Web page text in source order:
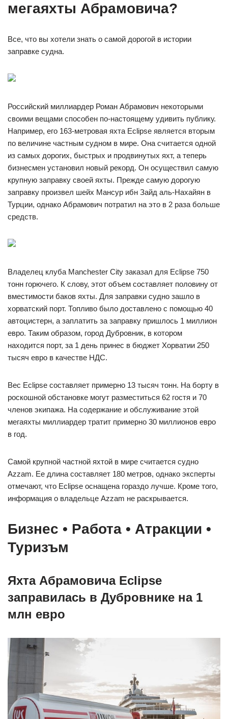
мегаяхты Абрамовича?
Все, что вы хотели знать о самой дорогой в истории
заправке судна.
Российский миллиардер Роман Абрамович некоторыми
своими вещами способен по-настоящему удивить публику.
Например, его 163-метровая яхта Eclipse является вторым
по величине частным судном в мире. Она считается одной
из самых дорогих, быстрых и продвинутых яхт, а теперь
бизнесмен установил новый рекорд. Он осуществил самую
крупную заправку своей яхты. Прежде самую дорогую
заправку произвел шейх Мансур ибн Зайд аль-Нахайян в
Турции, однако Абрамович потратил на это в 2 раза больше
средств.
Владелец клуба Manchester City заказал для Eclipse 750
тонн горючего. К слову, этот объем составляет половину от
вместимости баков яхты. Для заправки судно зашло в
хорватский порт. Топливо было доставлено с помощью 40
автоцистерн, а заплатить за заправку пришлось 1 миллион
евро. Таким образом, город Дубровник, в котором
находится порт, за 1 день принес в бюджет Хорватии 250
тысяч евро в качестве НДС.
Вес Eclipse составляет примерно 13 тысяч тонн. На борту в
роскошной обстановке могут разместиться 62 гостя и 70
членов экипажа. На содержание и обслуживание этой
мегаяхты миллиардер тратит примерно 30 миллионов евро
в год.
Самой крупной частной яхтой в мире считается судно
Azzam. Ее длина составляет 180 метров, однако эксперты
отмечают, что Eclipse оснащена гораздо лучше. Кроме того,
информация о владельце Azzam не раскрывается.
Бизнес • Работа • Атракции •
Туризъм
Яхта Абрамовича Eclipse
заправилась в Дубровнике на 1
млн евро